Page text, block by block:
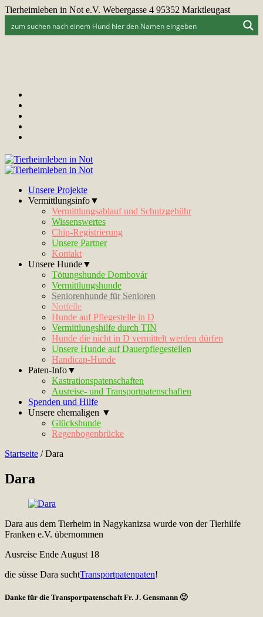
Tierheimleben in Not e.V. Webergasse 4 95352 Marktleugast
Unsere Projekte
Vermittlungsinfo▼
Vermittlungsablauf und Schutzgebühr
Wissenswertes
Chip-Registrierung
Unsere Partner
Kontakt
Unsere Hunde▼
Tötungshunde Dombovár
Vermittlungshunde
Seniorenhunde für Senioren
Notfelle
Hunde auf Pflegestelle in D
Vermittlungshilfe durch TIN
Hunde die nicht in D vermittelt werden dürfen
Unsere Hunde auf Dauerpflegestellen
Handicap-Hunde
Paten-Info▼
Kastrationspatenschaften
Ausreise- und Transportpatenschaften
Spenden und Hilfe
Unsere ehemaligen ▼
Glückshunde
Regenbogenbrücke
Startseite /Dara
Dara
Dara aus dem Tierheim in Nagykanizsa wurde von der Tierhilfe
Franken e.V. übernommen
Ausreise Ende August 18
die süsse Dara suchtTransportpatenpaten!
Danke für die Transportpatenschaft Fr. J. Gensmann 🙂